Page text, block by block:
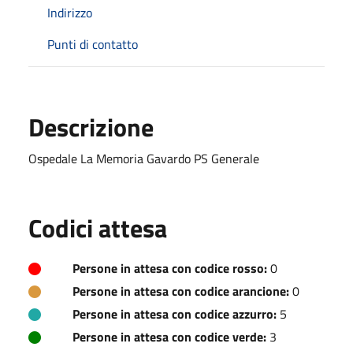
Indirizzo
Punti di contatto
Descrizione
Ospedale La Memoria Gavardo PS Generale
Codici attesa
Persone in attesa con codice rosso:0
Persone in attesa con codice arancione:0
Persone in attesa con codice azzurro: 5
Persone in attesa con codice verde: 3